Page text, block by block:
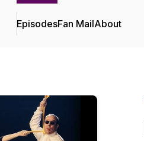
EpisodesFan MailAbout